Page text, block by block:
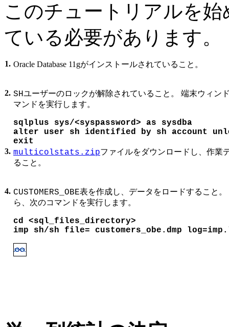
このチュートリアルを
ている必要があります。
1. Oracle Database 11gがインストールされていること。
2. SHユーザーのロックが解除されていること。 端末ウィン
マンドを実行します。
sqlplus sys/<syspassword> as sysdba
alter user sh identified by sh account
exit
3. multicolstats.zipファイルをダウンロードし、作業
ること。
4. CUSTOMERS_OBE表を作成し、データをロードすること
ら、次のコマンドを実行します。
imp sh/sh file= customers_obe.dmp